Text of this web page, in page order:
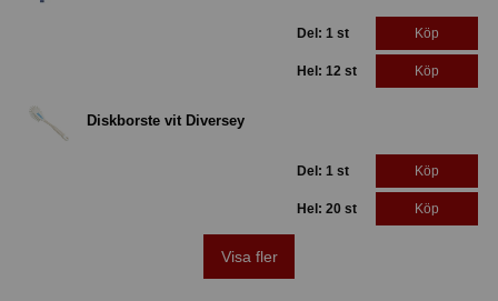
Del: 1 st Köp
Hel: 12 st Köp
Diskborste vit Diversey
Del: 1 st Köp
Hel: 20 st Köp
Visa fler